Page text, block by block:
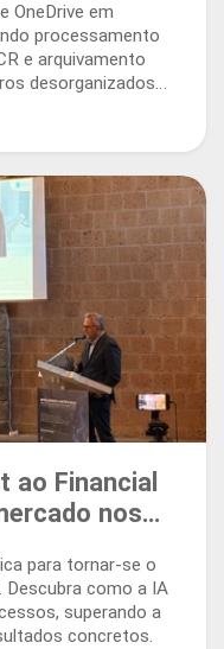
OneDrive em
processamento
e arquivamento
desorganizados
e utilizáveis.
ao Financial
nos
para tornar-se o
Descubra como a IA
superando a
concretos.